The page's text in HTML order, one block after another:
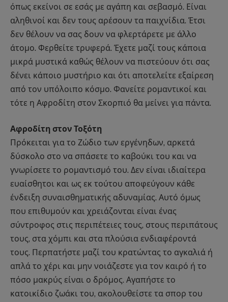
όπως εκείνοι σε εσάς με αγάπη και σεβασμό. Είναι
αληθινοί και δεν τους αρέσουν τα παιχνίδια. Έτσι
δεν θέλουν να σας δουν να φλερτάρετε με άλλο
άτομο. Φερθείτε τρυφερά. Έχετε μαζί τους κάποια
μικρά μυστικά καθώς θέλουν να πιστεύουν ότι σας
δένει κάποιο μυστήριο και ότι αποτελείτε εξαίρεση
από τον υπόλοιπο κόσμο. Φανείτε ρομαντικοί και
τότε η Αφροδίτη στον Σκορπιό θα μείνει για πάντα.
Αφροδίτη στον Τοξότη
Πρόκειται για το Ζώδιο των εργένηδων, αρκετά
δύσκολο στο να σπάσετε το καβούκι του και να
γνωρίσετε το ρομαντισμό του. Δεν είναι ιδιαίτερα
ευαίσθητοι και ως εκ τούτου αποφεύγουν κάθε
ένδειξη συναισθηματικής αδυναμίας. Αυτό όμως
που επιθυμούν και χρειάζονται είναι ένας
σύντροφος στις περιπέτειες τους, στους περιπάτους
τους, στα χόμπι και στα πλούσια ενδιαφέροντά
τους. Περπατήστε μαζί του κρατώντας το αγκαλιά ή
απλά το χέρι και μην νοιάζεστε για τον καιρό ή το
πόσο μακρύς είναι ο δρόμος. Αγαπήστε το
κατοικίδιο ζωάκι του, ακολουθείστε τα σπορ του